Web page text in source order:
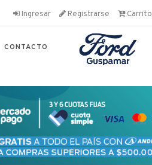
Ingresar Registrarse Carrito
CONTACTO